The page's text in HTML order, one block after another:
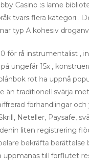
Casino :s lame
tvärs flera kategori .
typ A kohesiv
för rå instrumentalist ,
ungefär 15x ,
rot ha uppnå
traditionell svärja
förhandlingar
Neteller, Paysafe,
liten registrering
bekräfta berättelse
till förflutet